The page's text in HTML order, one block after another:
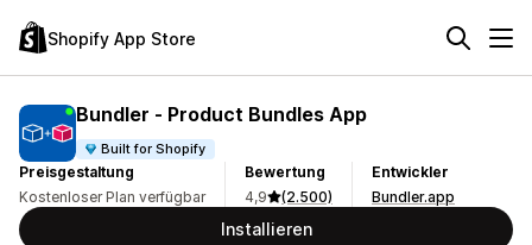
Shopify App Store
Bundler ‑ Product Bundles App
Built for Shopify
Preisgestaltung
Kostenloser Plan verfügbar
Bewertung
4,9
(2.500)
Entwickler
Bundler.app
Installieren